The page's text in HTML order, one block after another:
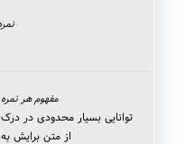
توانایی بسیار محدودی در
از متن برایش